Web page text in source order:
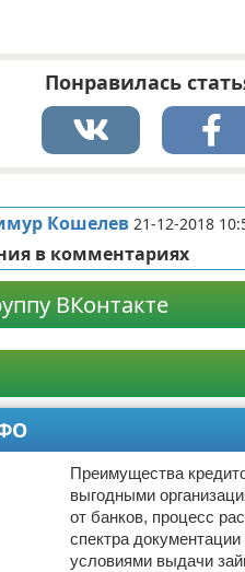
Понравилась
Кошелев 21-12-2018
в комментариях
ВКонтакте
Преимущества
выгодными
от банков, процесс
спектра
условиями выдачи